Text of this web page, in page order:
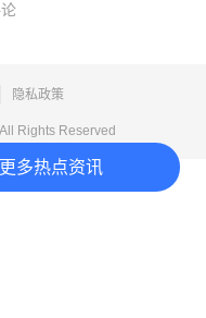
多热点资讯
隐私政策
Rights Reserved